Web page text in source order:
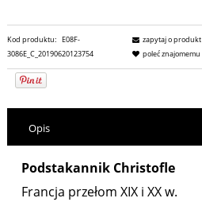
Kod produktu: E08F-
3086E_C_20190620123754
zapytaj o produkt
poleć znajomemu
Opis
Podstakannik Christofle
Francja przełom XIX i XX w.